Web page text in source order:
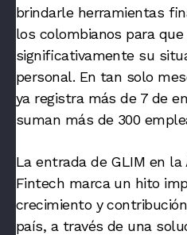
brindarle herramientas
los colombianos para
significativamente su
personal. En tan solo
ya registra más de 7 de
suman más de 300
La entrada de GLIM en la
Fintech marca un hito
crecimiento y
país, a través de una